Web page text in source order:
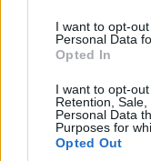
I want to opt-
Personal Data
Opted In
I want to opt-
Retention,
Personal Data
Purposes for
Opted Out